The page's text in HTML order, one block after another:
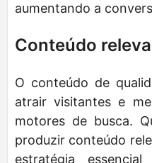
aumentando a
Conteúdo
O conteúdo de
atrair visitantes e
motores de busca.
produzir conteúdo
estratégia